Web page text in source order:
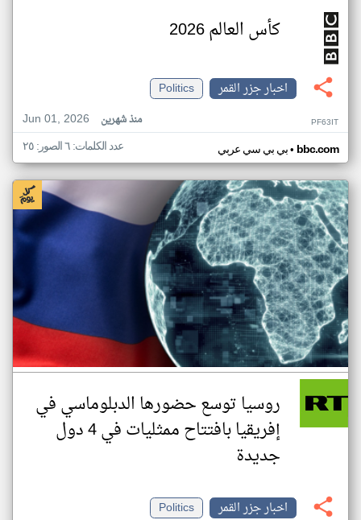
كأس العالم 2026
اخبار جزر القمر
Politics
Jun 01, 2026
منذ شهرين PF63IT
بي بي سي عربي• bbc.com عدد الكلمات: ٦ الصور: ٢٥
روسيا توسع حضورها الدبلوماسي في
إفريقيا بافتتاح ممثليات في 4 دول
جديدة
اخبار جزر القمر
Politics